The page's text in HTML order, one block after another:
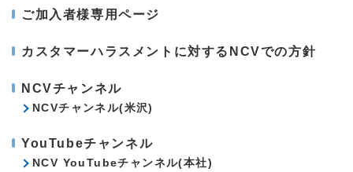
ご加入者様専用ページ
カスタマーハラスメントに対するNCVでの方針
NCVチャンネル
NCVチャンネル(米沢)
YouTubeチャンネル
NCV YouTubeチャンネル(本社)